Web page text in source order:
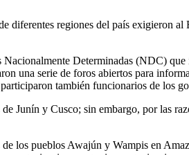
diferentes regiones del país exigieron
Determinadas (NDC)
una serie de foros abiertos para
también funcionarios de los
Junín y Cusco; sin embargo, por las
los pueblos Awajún y Wampis en